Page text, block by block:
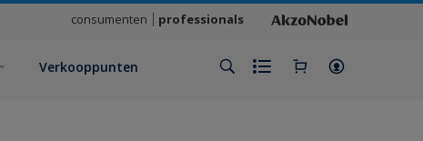
consumenten professionals
Verkooppunten